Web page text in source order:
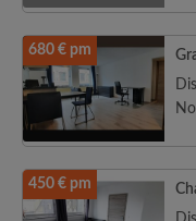
680 € pm
450 € pm